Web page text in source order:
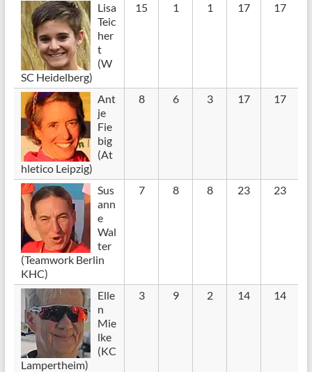
Lisa
Teic
her
t
(W
SC Heidelberg)
15 1 1 17 17
Ant
je
Fie
big
(At
hletico Leipzig)
8 6 3 17 17
Sus
ann
e
Wal
ter
(Teamwork Berlin
KHC)
7 8 8 23 23
Elle
n
Mie
lke
(KC
Lampertheim)
3 9 2 14 14